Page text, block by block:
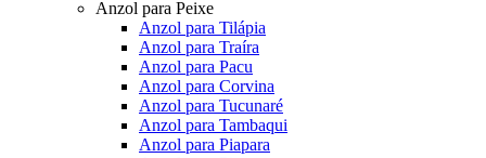
Anzol para Peixe
Anzol para Tilápia
Anzol para Traíra
Anzol para Pacu
Anzol para Corvina
Anzol para Tucunaré
Anzol para Tambaqui
Anzol para Piapara